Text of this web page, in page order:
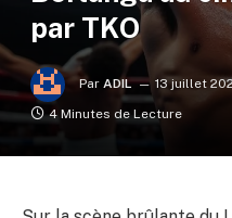
par TKO
Par ADIL 13 juillet
4 Minutes de Lecture